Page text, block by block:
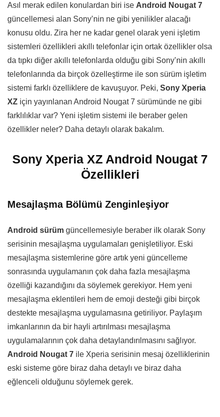
Asıl merak edilen konulardan biri ise Android Nougat 7
güncellemesi alan Sony’nin ne gibi yenilikler alacağı
konusu oldu. Zira her ne kadar genel olarak yeni işletim
sistemleri özellikleri akıllı telefonlar için ortak özellikler olsa
da tıpkı diğer akıllı telefonlarda olduğu gibi Sony’nin akıllı
telefonlarında da birçok özelleştirme ile son sürüm işletim
sistemi farklı özelliklere de kavuşuyor. Peki, Sony Xperia
XZ için yayınlanan Android Nougat 7 sürümünde ne gibi
farklılıklar var? Yeni işletim sistemi ile beraber gelen
özellikler neler? Daha detaylı olarak bakalım.
Sony Xperia XZ Android Nougat 7
Özellikleri
Mesajlaşma Bölümü Zenginleşiyor
Android sürüm güncellemesiyle beraber ilk olarak Sony
serisinin mesajlaşma uygulamaları genişletiliyor. Eski
mesajlaşma sistemlerine göre artık yeni güncelleme
sonrasında uygulamanın çok daha fazla mesajlaşma
özelliği kazandığını da söylemek gerekiyor. Hem yeni
mesajlaşma eklentileri hem de emoji desteği gibi birçok
destekte mesajlaşma uygulamasına getiriliyor. Paylaşım
imkanlarının da bir hayli artırılması mesajlaşma
uygulamalarının çok daha detaylandırılmasını sağlıyor.
Android Nougat 7 ile Xperia serisinin mesaj özelliklerinin
eski sisteme göre biraz daha detaylı ve biraz daha
eğlenceli olduğunu söylemek gerek.